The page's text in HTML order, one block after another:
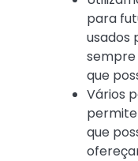
para
usados
sempre
que
Vários
que